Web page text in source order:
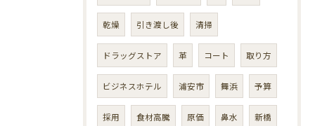
乾燥 引き渡し後 清掃
ドラッグストア 革 コート 取り方
ビジネスホテル 浦安市 舞浜 予算
採用 食材高騰 原価 鼻水 新橋